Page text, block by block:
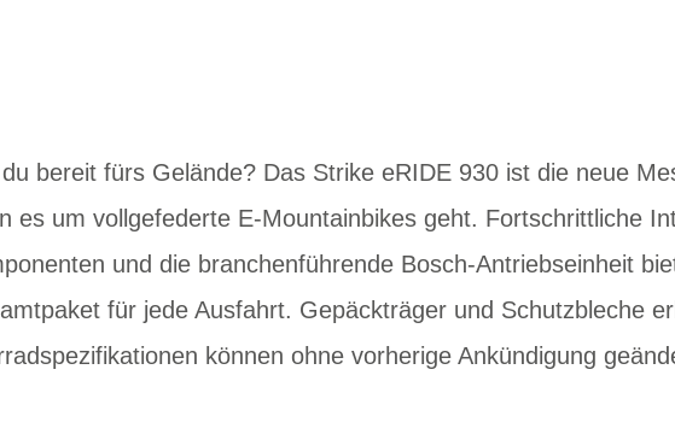
bereit fürs Gelände? Das Strike eRIDE 930 ist die neue
es um vollgefederte E-Mountainbikes geht. Fortschrittliche
und die branchenführende Bosch-Antriebseinheit
für jede Ausfahrt. Gepäckträger und Schutzbleche
können ohne vorherige Ankündigung